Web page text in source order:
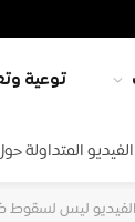
توعية
المتداولة
الفيديو ليس لسقوط